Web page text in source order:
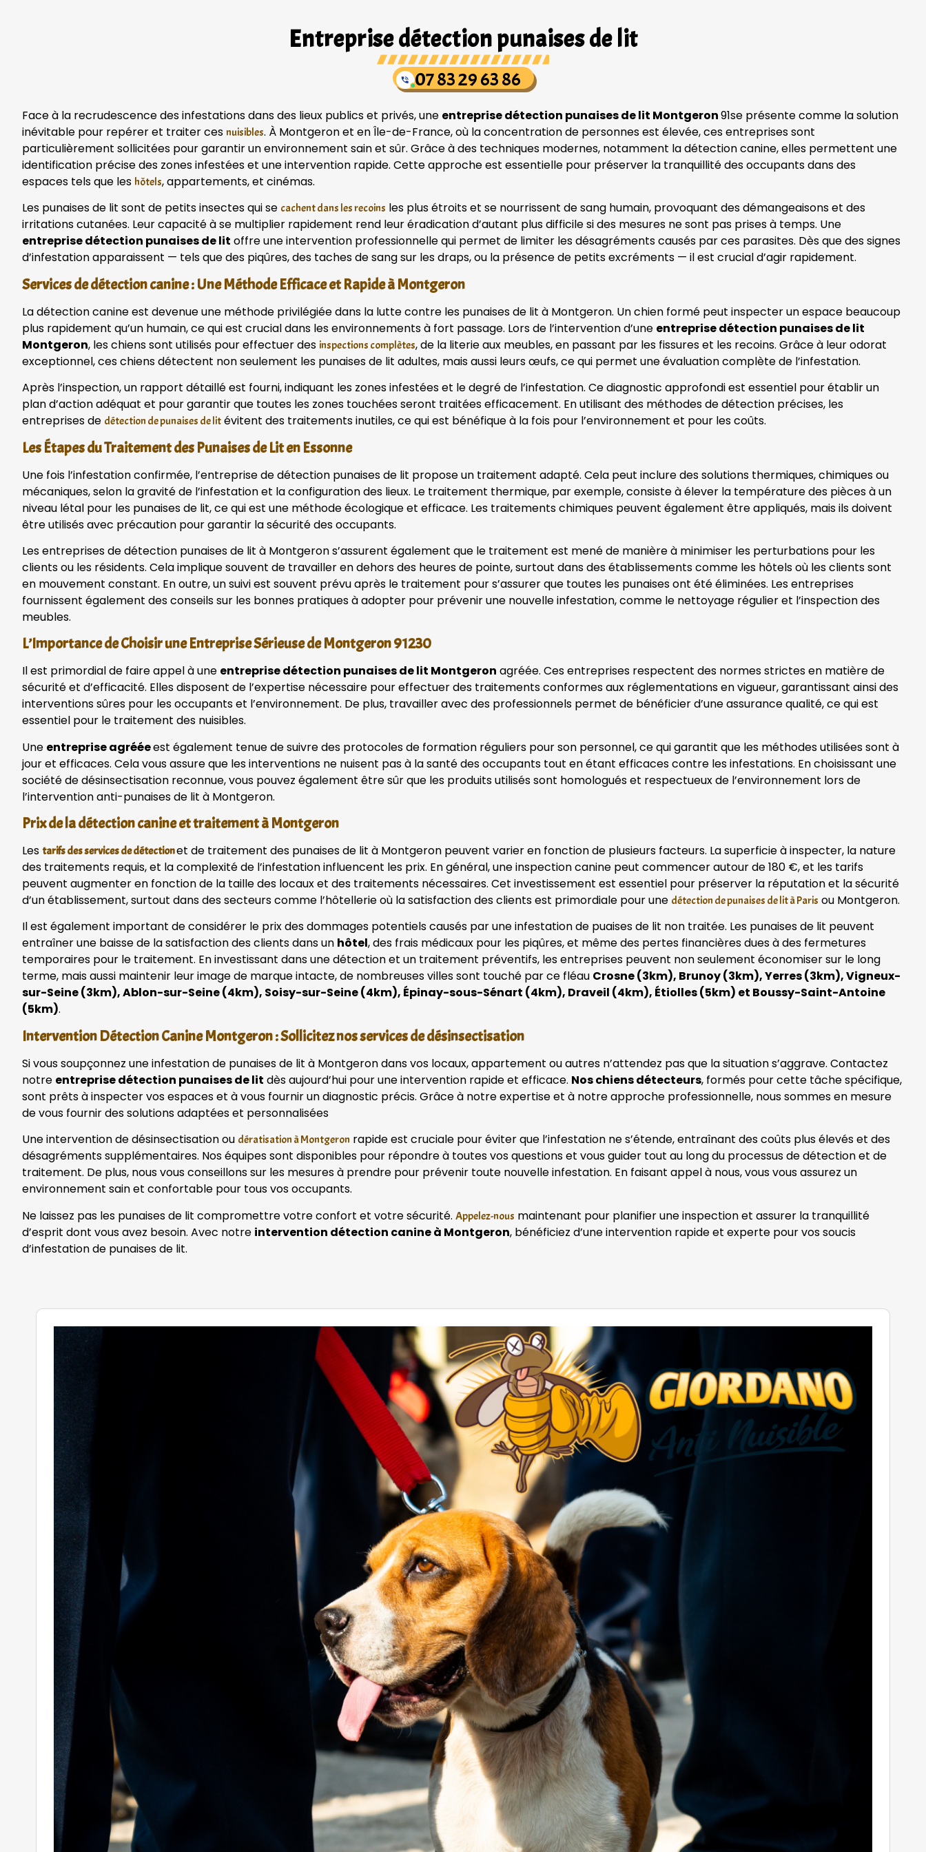
Entreprise détection punaises de lit
07 83 29 63 86
Face à la recrudescence des infestations dans des lieux publics et privés, une entreprise détection punaises de lit Montgeron91se présente comme la solution
inévitable pour repérer et traiter ces nuisibles. À Montgeron et en Île-de-France, où la concentration de personnes est élevée, ces entreprises sont
particulièrement sollicitées pour garantir un environnement sain et sûr. Grâce à des techniques modernes, notamment la détection canine, elles permettent une
identification précise des zones infestées et une intervention rapide. Cette approche est essentielle pour préserver la tranquillité des occupants dans des
espaces tels que les hôtels, appartements, et cinémas.
Les punaises de lit sont de petits insectes qui se cachent dans les recoins les plus étroits et se nourrissent de sang humain, provoquant des démangeaisons et des
irritations cutanées. Leur capacité à se multiplier rapidement rend leur éradication d’autant plus difficile si des mesures ne sont pas prises à temps. Une
entreprise détection punaises de lit offre une intervention professionnelle qui permet de limiter les désagréments causés par ces parasites. Dès que des signes
d’infestation apparaissent — tels que des piqûres, des taches de sang sur les draps, ou la présence de petits excréments — il est crucial d’agir rapidement.
Services de détection canine : Une Méthode Efficace et Rapide à Montgeron
La détection canine est devenue une méthode privilégiée dans la lutte contre les punaises de lit à Montgeron. Un chien formé peut inspecter un espace beaucoup
plus rapidement qu’un humain, ce qui est crucial dans les environnements à fort passage. Lors de l’intervention d’une entreprise détection punaises de lit
Montgeron, les chiens sont utilisés pour effectuer des inspections complètes, de la literie aux meubles, en passant par les fissures et les recoins. Grâce à leur odorat
exceptionnel, ces chiens détectent non seulement les punaises de lit adultes, mais aussi leurs œufs, ce qui permet une évaluation complète de l’infestation.
Après l’inspection, un rapport détaillé est fourni, indiquant les zones infestées et le degré de l’infestation. Ce diagnostic approfondi est essentiel pour établir un
plan d’action adéquat et pour garantir que toutes les zones touchées seront traitées efficacement. En utilisant des méthodes de détection précises, les
entreprises de détection de punaises de lit évitent des traitements inutiles, ce qui est bénéfique à la fois pour l’environnement et pour les coûts.
Les Étapes du Traitement des Punaises de Lit en Essonne
Une fois l’infestation confirmée, l’entreprise de détection punaises de lit propose un traitement adapté. Cela peut inclure des solutions thermiques, chimiques ou
mécaniques, selon la gravité de l’infestation et la configuration des lieux. Le traitement thermique, par exemple, consiste à élever la température des pièces à un
niveau létal pour les punaises de lit, ce qui est une méthode écologique et efficace. Les traitements chimiques peuvent également être appliqués, mais ils doivent
être utilisés avec précaution pour garantir la sécurité des occupants.
Les entreprises de détection punaises de lit à Montgeron s’assurent également que le traitement est mené de manière à minimiser les perturbations pour les
clients ou les résidents. Cela implique souvent de travailler en dehors des heures de pointe, surtout dans des établissements comme les hôtels où les clients sont
en mouvement constant. En outre, un suivi est souvent prévu après le traitement pour s’assurer que toutes les punaises ont été éliminées. Les entreprises
fournissent également des conseils sur les bonnes pratiques à adopter pour prévenir une nouvelle infestation, comme le nettoyage régulier et l’inspection des
meubles.
L’Importance de Choisir une Entreprise Sérieuse de Montgeron 91230
Il est primordial de faire appel à une entreprise détection punaises de lit Montgeron agréée. Ces entreprises respectent des normes strictes en matière de
sécurité et d’efficacité. Elles disposent de l’expertise nécessaire pour effectuer des traitements conformes aux réglementations en vigueur, garantissant ainsi des
interventions sûres pour les occupants et l’environnement. De plus, travailler avec des professionnels permet de bénéficier d’une assurance qualité, ce qui est
essentiel pour le traitement des nuisibles.
Une entreprise agrééeest également tenue de suivre des protocoles de formation réguliers pour son personnel, ce qui garantit que les méthodes utilisées sont à
jour et efficaces. Cela vous assure que les interventions ne nuisent pas à la santé des occupants tout en étant efficaces contre les infestations. En choisissant une
société de désinsectisation reconnue, vous pouvez également être sûr que les produits utilisés sont homologués et respectueux de l’environnement lors de
l’intervention anti-punaises de lit à Montgeron.
Prix de la détection canine et traitement à Montgeron
Les tarifs des services de détectionet de traitement des punaises de lit à Montgeron peuvent varier en fonction de plusieurs facteurs. La superficie à inspecter, la nature
des traitements requis, et la complexité de l’infestation influencent les prix. En général, une inspection canine peut commencer autour de 180 €, et les tarifs
peuvent augmenter en fonction de la taille des locaux et des traitements nécessaires. Cet investissement est essentiel pour préserver la réputation et la sécurité
d’un établissement, surtout dans des secteurs comme l’hôtellerie où la satisfaction des clients est primordiale pour une détection de punaises de lit à Paris ou Montgeron.
Il est également important de considérer le prix des dommages potentiels causés par une infestation de puaises de lit non traitée. Les punaises de lit peuvent
entraîner une baisse de la satisfaction des clients dans un hôtel, des frais médicaux pour les piqûres, et même des pertes financières dues à des fermetures
temporaires pour le traitement. En investissant dans une détection et un traitement préventifs, les entreprises peuvent non seulement économiser sur le long
terme, mais aussi maintenir leur image de marque intacte, de nombreuses villes sont touché par ce fléau Crosne (3km), Brunoy (3km), Yerres (3km), Vigneux-
sur-Seine (3km), Ablon-sur-Seine (4km), Soisy-sur-Seine (4km), Épinay-sous-Sénart (4km), Draveil (4km), Étiolles (5km) et Boussy-Saint-Antoine
(5km).
Intervention Détection Canine Montgeron : Sollicitez nos services de désinsectisation
Si vous soupçonnez une infestation de punaises de lit à Montgeron dans vos locaux, appartement ou autres n’attendez pas que la situation s’aggrave. Contactez
notre entreprise détection punaises de lit dès aujourd’hui pour une intervention rapide et efficace. Nos chiens détecteurs, formés pour cette tâche spécifique,
sont prêts à inspecter vos espaces et à vous fournir un diagnostic précis. Grâce à notre expertise et à notre approche professionnelle, nous sommes en mesure
de vous fournir des solutions adaptées et personnalisées
Une intervention de désinsectisation ou dératisation à Montgeron rapide est cruciale pour éviter que l’infestation ne s’étende, entraînant des coûts plus élevés et des
désagréments supplémentaires. Nos équipes sont disponibles pour répondre à toutes vos questions et vous guider tout au long du processus de détection et de
traitement. De plus, nous vous conseillons sur les mesures à prendre pour prévenir toute nouvelle infestation. En faisant appel à nous, vous vous assurez un
environnement sain et confortable pour tous vos occupants.
Ne laissez pas les punaises de lit compromettre votre confort et votre sécurité. Appelez-nous maintenant pour planifier une inspection et assurer la tranquillité
d’esprit dont vous avez besoin. Avec notre intervention détection canine à Montgeron, bénéficiez d’une intervention rapide et experte pour vos soucis
d’infestation de punaises de lit.